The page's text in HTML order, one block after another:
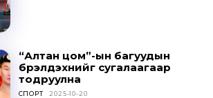
“Алтан цом”-ын багуудын
бүрэлдэхүүнийг сугалаагаар
тодруулна
СПОРТ 2025-10-20